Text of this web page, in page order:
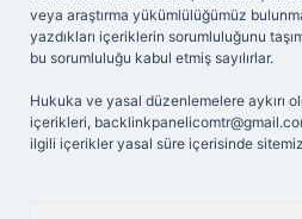
veya araştırma yükümlülüğümüz
yazdıkları içeriklerin sorumluluğunu
bu sorumluluğu kabul etmiş sayılırlar.
Hukuka ve yasal düzenlemelere aykırı
içerikleri,
ilgili içerikler yasal süre içerisinde